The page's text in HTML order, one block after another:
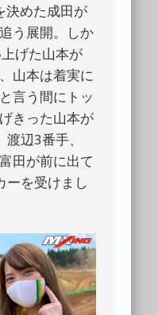
決めた成田が
う展開。しか
げた山本が
山本は着実に
言う間にトッ
きった山本が
辺3番手、
田が前に出て
ーを受けまし